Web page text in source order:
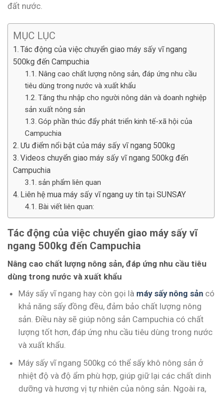
đất nước.
MỤC LỤC
Tác động của việc chuyển giao máy sấy vĩ ngang
500kg đến Campuchia
Nâng cao chất lượng nông sản, đáp ứng nhu cầu
tiêu dùng trong nước và xuất khẩu
Tăng thu nhập cho người nông dân và doanh nghiệp
sản xuất nông sản
Góp phần thúc đẩy phát triển kinh tế-xã hội của
Campuchia
Ưu điểm nổi bật của máy sấy vĩ ngang 500kg
Videos chuyển giao máy sấy vĩ ngang 500kg đến
Campuchia
sản phẩm liên quan
Liên hệ mua máy sấy vĩ ngang uy tín tại SUNSAY
Bài viết liên quan:
Tác động của việc chuyển giao máy sấy vĩ
ngang 500kg đến Campuchia
Nâng cao chất lượng nông sản, đáp ứng nhu cầu tiêu
dùng trong nước và xuất khẩu
Máy sấy vĩ ngang hay còn gọi là máy sấy nông sảncó
khả năng sấy đồng đều, đảm bảo chất lượng nông
sản. Điều này sẽ giúp nông sản Campuchia có chất
lượng tốt hơn, đáp ứng nhu cầu tiêu dùng trong nước
và xuất khẩu.
Máy sấy vĩ ngang 500kg có thể sấy khô nông sản ở
nhiệt độ và độ ẩm phù hợp, giúp giữ lại các chất dinh
dưỡng và hương vị tự nhiên của nông sản. Ngoài ra,